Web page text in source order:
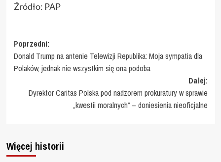
Źródło: PAP
Zobacz
wpisy
Poprzedni:
Donald Trump na antenie Telewizji Republika: Moja sympatia dla
Polaków, jednak nie wszystkim się ona podoba
Dalej:
Dyrektor Caritas Polska pod nadzorem prokuratury w sprawie
„kwestii moralnych” – doniesienia nieoficjalne
Więcej historii